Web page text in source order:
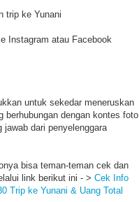
trip ke Yunani
Instagram atau Facebook
untuk sekedar meneruskan
dengan kontes foto
dari penyelenggara
bisa teman-teman cek dan
link berikut ini - > Cek Info
Trip ke Yunani & Uang Total